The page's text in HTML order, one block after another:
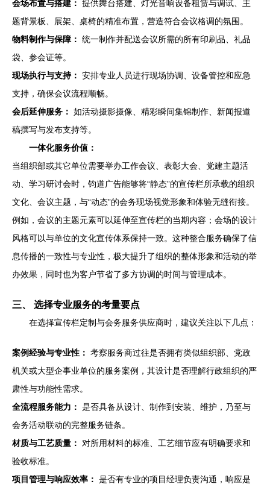
会场布置与搭建： 提供舞台搭建、灯光音响设备租赁与调试、主
题背景板、展架、桌椅的精准布置，营造符合会议格调的氛围。
物料制作与保障： 统一制作并配送会议所需的所有印刷品、礼品
袋、参会证等。
现场执行与支持： 安排专业人员进行现场协调、设备管控和应急
支持，确保会议流程顺畅。
会后延伸服务： 如活动摄影摄像、精彩瞬间集锦制作、新闻报道
稿撰写与发布支持等。
一体化服务价值：
当组织部或其它单位需要举办工作会议、表彰大会、党建主题活
动、学习研讨会时，钧道广告能够将“静态”的宣传栏所承载的组织
文化、会议主题，与“动态”的会务现场视觉形象和体验无缝衔接。
例如，会议的主题元素可以延伸至宣传栏的当期内容；会场的设计
风格可以与单位的文化宣传体系保持一致。这种整合服务确保了信
息传播的一致性与专业性，极大提升了组织的整体形象和活动的举
办效果，同时也为客户节省了多方协调的时间与管理成本。
三、 选择专业服务的考量要点
在选择宣传栏定制与会务服务供应商时，建议关注以下几点：
案例经验与专业性： 考察服务商过往是否拥有类似组织部、党政
机关或大型企事业单位的服务案例，其设计是否理解行政组织的严
肃性与功能性需求。
全流程服务能力： 是否具备从设计、制作到安装、维护，乃至与
会务活动联动的完整服务链条。
材质与工艺质量：
对所用材料的标准、工艺细节应有明确要求和
验收标准。
项目管理与响应效率： 是否有专业的项目经理负责沟通，响应是